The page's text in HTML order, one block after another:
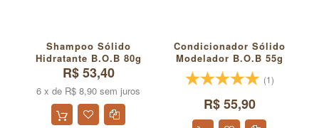
Shampoo Sólido
Hidratante B.O.B 80g
R$ 53,40
6 x de R$ 8,90 sem juros
Condicionador Sólido
Modelador B.O.B 55g
(1)
R$ 55,90